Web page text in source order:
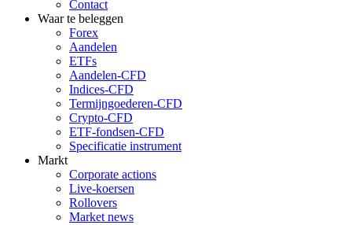
Contact
Waar te beleggen
Forex
Aandelen
ETFs
Aandelen-CFD
Indices-CFD
Termijngoederen-CFD
Crypto-CFD
ETF-fondsen-CFD
Specificatie instrument
Markt
Corporate actions
Live-koersen
Rollovers
Market news